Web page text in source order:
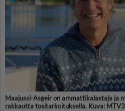
Maajussi-Asgeir on ammattikalastaja ja
rakkautta tositarkoituksella. Kuva: MTV3